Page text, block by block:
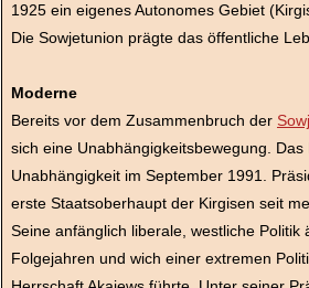
1925 ein eigenes Autonomes Gebiet
Die Sowjetunion prägte das öffentliche
Moderne
Bereits vor dem Zusammenbruch der
sich eine Unabhängigkeitsbewegung.
Unabhängigkeit im September 1991.
erste Staatsoberhaupt der Kirgisen seit
Seine anfänglich liberale, westliche Politik
Folgejahren und wich einer extremen